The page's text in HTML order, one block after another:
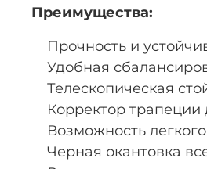
Преимущества:
Прочность и
Удобная
Телескопическая
Корректор трапеции
Возможность
Черная окантовка